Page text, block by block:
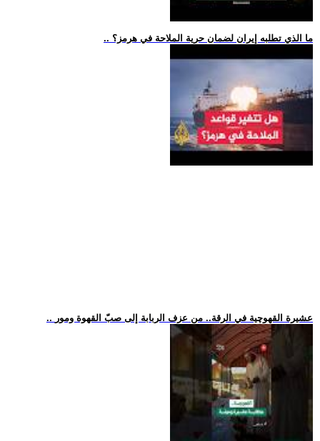
.. ما الذي تطلبه إيران لضمان حرية الملاحة في هرمز؟
.. عشيرة القهوچية في الرقة.. من عزف الربابة إلى صبّ القهوة ومور